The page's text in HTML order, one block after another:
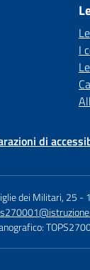
I
di
dei Militari, 25 -